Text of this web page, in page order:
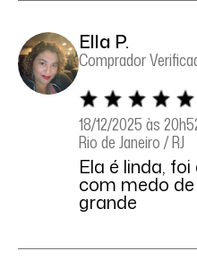
Ella P.
Comprador
18/12/2025 às
Rio de Janeiro / RJ
Ela é linda,
com medo
grande